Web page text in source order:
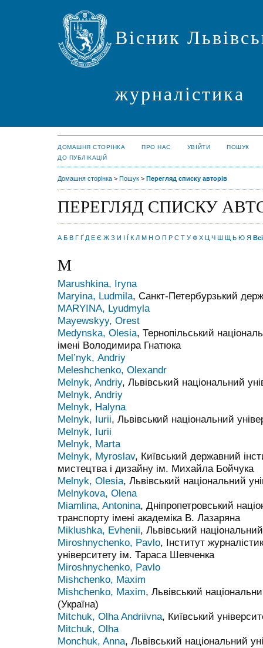
Вісник
журналістика
ДОМАШНЯ СТОРІНКА ПРО НАС УВІЙТИ
ПОШУК
ДО ПУБЛІКАЦІЙ
Домашня сторінка > Пошук > Перегляд списку авторів
ПЕРЕГЛЯД СПИСКУ
А Б В Г Ґ Д Е Є Ж З И І Ї К Л М Н О П Р С Т У Ф Х Ц Ч Ш Щ Ь Ю Я Всі
M
Marushkina, Iryna
Maryina, Ludmila, Санкт-Петербурзький
MARYINA, Lyudmyla
Mayewskyy, Orest
Medynska, Olesia, Тернопільський
імені Володимира Гнатюка
Mel’nyk, Аndriy
Meleshchenko, Olexandr
Melnyk, Andriy, Львівський національний
Melnyk, Andriy
Melnyk, Halyna
Melnyk, Iurii, Львівський національний
Melnyk, Iurii
Melnyk, Marta
Melnyk, Myroslav, Київський державний
мистецтва і дизайну ім. Михайла Бойчука
Melnyk, Olesia, Львівський національний
Melnykova, Olena
Miamlina, Antonina, Дніпропетровський
транспорту імені академіка В. Лазаряна
Miklushka, Evhenii, Львівський
Miroshnychenko, Pavlo, Інститут
університету ім. Тараса Шевченка
Miroshnychenko, Pavlo
Mishchenko, Maxim
Mishchenko, Maxim, Львівський
(Україна)
Mitchuk, Olha Andriivna, Київський
Mitchuk, Olha
Monchuk, Anna, Львівський національний